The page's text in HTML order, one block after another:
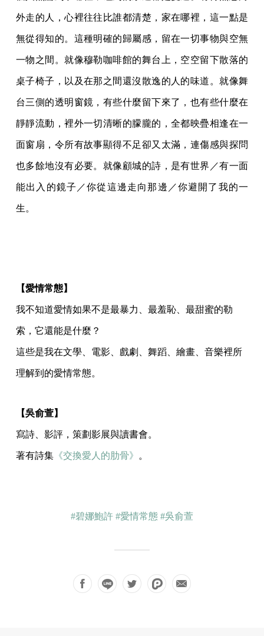
外走的人，心裡往往比誰都清楚，家在哪裡，這一點是
無從得知的。這種明確的歸屬感，留在一切事物與空無
一物之間。就像穆勒咖啡館的舞台上，空空留下散落的
桌子椅子，以及在那之間還沒散逸的人的味道。就像舞
台三側的透明窗鏡，有些什麼留下來了，也有些什麼在
靜靜流動，裡外一切清晰的朦朧的，全都映疊相逢在一
面窗扇，令所有故事顯得不足卻又太滿，連傷感與探問
也多餘地沒有必要。就像顧城的詩，是有世界／有一面
能出入的鏡子／你從這邊走向那邊／你避開了我的一
生。
【愛情常態】
我不知道愛情如果不是最暴力、最羞恥、最甜蜜的勒
索，它還能是什麼？
這些是我在文學、電影、戲劇、舞蹈、繪畫、音樂裡所
理解到的愛情常態。
【吳俞萱】
寫詩、影評，策劃影展與讀書會。
著有詩集 《交換愛人的肋骨》 。
#碧娜鮑許 #愛情常態 #吳俞萱